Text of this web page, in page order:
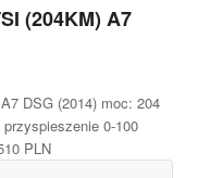
(204KM) A7
DSG (2014) moc: 204
0-100
PLN